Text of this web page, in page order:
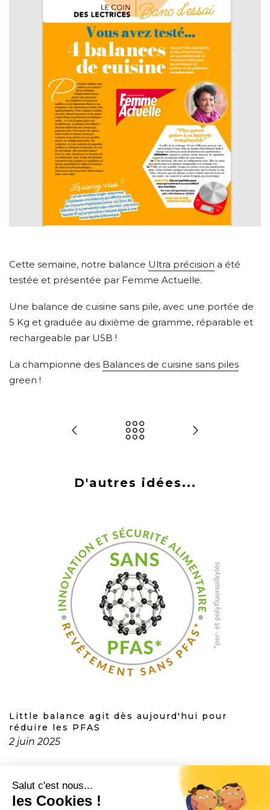
Cette semaine, notre balance Ultra précision a été
testée et présentée par Femme Actuelle.
Une balance de cuisine sans pile, avec une portée de
5 Kg et graduée au dixième de gramme, réparable et
rechargeable par USB !
La championne des Balances de cuisine sans piles
green !
D'autres idées...
Little balance agit dès aujourd'hui pour
réduire les PFAS
2 juin 2025
CONTACT